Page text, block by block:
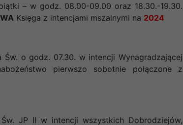
– w godz. 08.00-09.00 oraz 18.30.-19.30.
Księga z intencjami mszalnymi na 2024
o godz. 07.30. w intencji Wynagradzającej
pierwszo sobotnie połączone z
JP II w intencji wszystkich Dobrodziejów,